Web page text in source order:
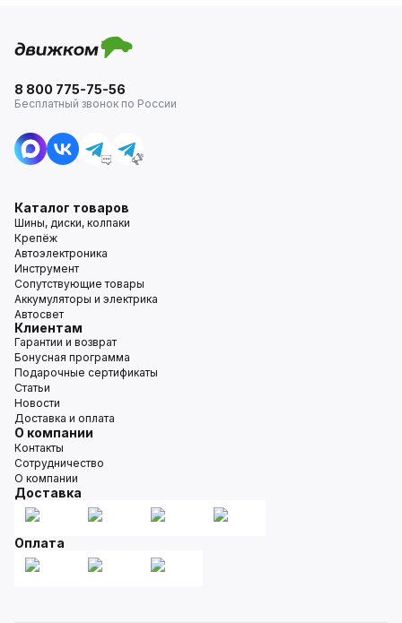
8 800 775-75-56
Бесплатный звонок по России
Каталог товаров
Шины, диски, колпаки
Крепёж
Автоэлектроника
Инструмент
Сопутствующие товары
Аккумуляторы и электрика
Автосвет
Клиентам
Гарантии и возврат
Бонусная программа
Подарочные сертификаты
Статьи
Новости
Доставка и оплата
О компании
Контакты
Сотрудничество
О компании
Доставка
Оплата